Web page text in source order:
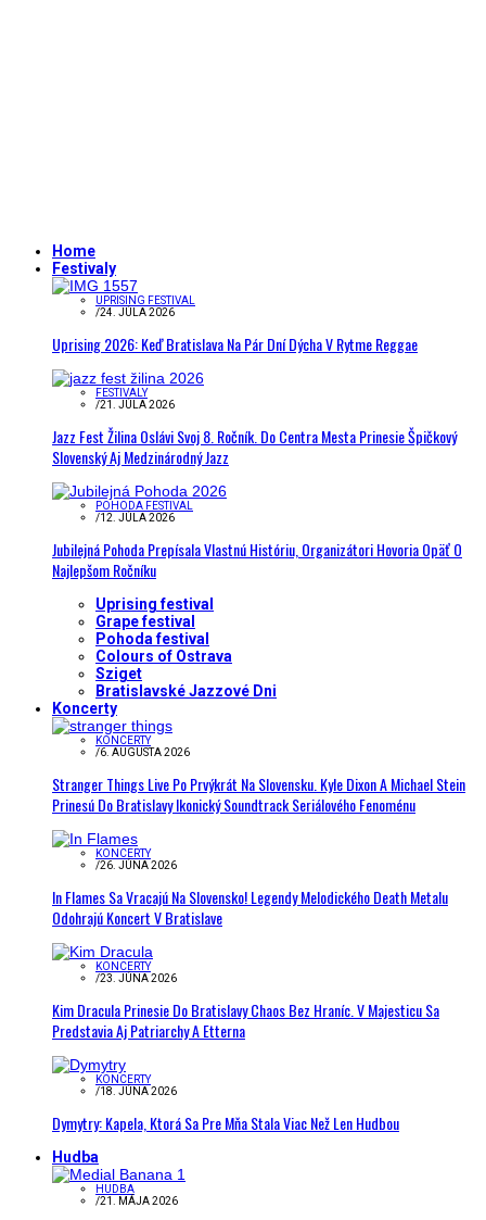
Home
Festivaly
UPRISING FESTIVAL
/24. JÚLA 2026
Uprising 2026: Keď Bratislava Na Pár Dní Dýcha V Rytme Reggae
FESTIVALY
/21. JÚLA 2026
Jazz Fest Žilina Oslávi Svoj 8. Ročník. Do Centra Mesta Prinesie Špičkový
Slovenský Aj Medzinárodný Jazz
POHODA FESTIVAL
/12. JÚLA 2026
Jubilejná Pohoda Prepísala Vlastnú Históriu, Organizátori Hovoria Opäť O
Najlepšom Ročníku
Uprising festival
Grape festival
Pohoda festival
Colours of Ostrava
Sziget
Bratislavské Jazzové Dni
Koncerty
KONCERTY
/6. AUGUSTA 2026
Stranger Things Live Po Prvýkrát Na Slovensku. Kyle Dixon A Michael Stein
Prinesú Do Bratislavy Ikonický Soundtrack Seriálového Fenoménu
KONCERTY
/26. JÚNA 2026
In Flames Sa Vracajú Na Slovensko! Legendy Melodického Death Metalu
Odohrajú Koncert V Bratislave
KONCERTY
/23. JÚNA 2026
Kim Dracula Prinesie Do Bratislavy Chaos Bez Hraníc. V Majesticu Sa
Predstavia Aj Patriarchy A Etterna
KONCERTY
/18. JÚNA 2026
Dymytry: Kapela, Ktorá Sa Pre Mňa Stala Viac Než Len Hudbou
Hudba
HUDBA
/21. MÁJA 2026